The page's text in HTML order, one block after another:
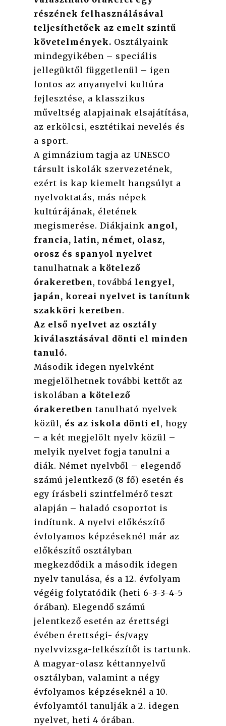
részének felhasználásával
teljesíthetőek az emelt szintű
követelmények. Osztályaink
mindegyikében – speciális
jellegüktől függetlenül – igen
fontos az anyanyelvi kultúra
fejlesztése, a klasszikus
műveltség alapjainak elsajátítása,
az erkölcsi, esztétikai nevelés és
a sport.
A gimnázium tagja az UNESCO
társult iskolák szervezetének,
ezért is kap kiemelt hangsúlyt a
nyelvoktatás, más népek
kultúrájának, életének
megismerése. Diákjaink angol,
francia, latin, német, olasz,
orosz és spanyol nyelvet
tanulhatnak akötelező
órakeretben, továbbá lengyel,
japán, koreai nyelvet is tanítunk
szakköri keretben.
Az első nyelvet az osztály
kiválasztásával dönti el minden
tanuló.
Második idegen nyelvként
megjelölhetnek további kettőt az
iskolában a kötelező
órakeretben tanulható nyelvek
közül, és az iskola dönti el, hogy
– a két megjelölt nyelv közül –
melyik nyelvet fogja tanulni a
diák. Német nyelvből – elegendő
számú jelentkező (8 fő) esetén és
egy írásbeli szintfelmérő teszt
alapján – haladó csoportot is
indítunk. A nyelvi előkészítő
évfolyamos képzéseknél már az
előkészítő osztályban
megkezdődik a második idegen
nyelv tanulása, és a 12. évfolyam
végéig folytatódik (heti 6-3-3-4-5
órában). Elegendő számú
jelentkező esetén az érettségi
évében érettségi- és/vagy
nyelvvizsga-felkészítőt is tartunk.
A magyar-olasz kéttannyelvű
osztályban, valamint a négy
évfolyamos képzéseknél a 10.
évfolyamtól tanulják a 2. idegen
nyelvet, heti 4 órában.